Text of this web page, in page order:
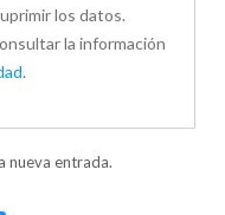
los datos.
la información
.
nueva entrada.